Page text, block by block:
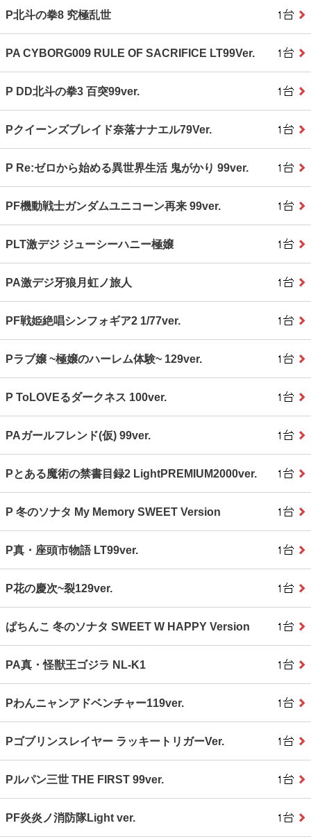
P北斗の拳8 究極乱世
PA CYBORG009 RULE OF SACRIFICE LT99Ver.
P DD北斗の拳3 百突99ver.
Pクイーンズブレイド奈落ナナエル79Ver.
P Re:ゼロから始める異世界生活 鬼がかり 99ver.
PF機動戦士ガンダムユニコーン再来 99ver.
PLT激デジ ジューシーハニー極嬢
PA激デジ牙狼月虹ノ旅人
PF戦姫絶唱シンフォギア2 1/77ver.
Pラブ嬢 ~極嬢のハーレム体験~ 129ver.
P ToLOVEるダークネス 100ver.
PAガールフレンド(仮) 99ver.
Pとある魔術の禁書目録2 LightPREMIUM2000ver.
P 冬のソナタ My Memory SWEET Version
P真・座頭市物語 LT99ver.
P花の慶次~裂129ver.
ぱちんこ 冬のソナタ SWEET W HAPPY Version
PA真・怪獣王ゴジラ NL‐K1
Pわんニャンアドベンチャー119ver.
Pゴブリンスレイヤー ラッキートリガーVer.
Pルパン三世 THE FIRST 99ver.
PF炎炎ノ消防隊Light ver.